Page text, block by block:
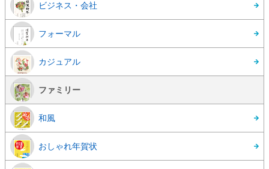
ビジネス・会社
フォーマル
カジュアル
ファミリー
和風
おしゃれ年賀状